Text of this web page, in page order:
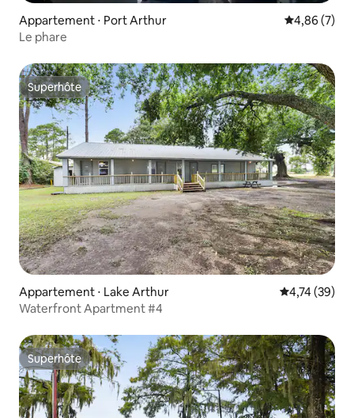
Appartement ⋅ Port Arthur Évaluation
4,86 (7)
Le phare
Superhôte
Superhôte
Appartement ⋅ Lake Arthur Évaluation
4,74 (39)
Waterfront Apartment #4
Superhôte
Superhôte